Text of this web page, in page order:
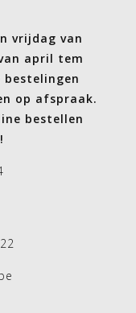
vrijdag van
april tem
bestelingen
op afspraak.
bestellen